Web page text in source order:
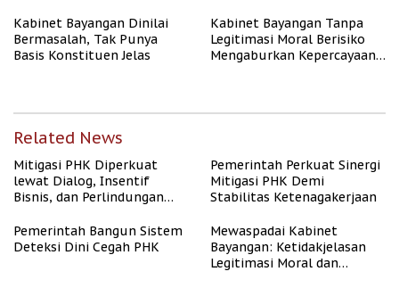
Kabinet Bayangan Dinilai
Bermasalah, Tak Punya
Basis Konstituen Jelas
Kabinet Bayangan Tanpa
Legitimasi Moral Berisiko
Mengaburkan Kepercayaan
Related News
Mitigasi PHK Diperkuat
lewat Dialog, Insentif
Bisnis, dan Perlindungan
Pemerintah Perkuat Sinergi
Mitigasi PHK Demi
Stabilitas Ketenagakerjaan
Pemerintah Bangun Sistem
Deteksi Dini Cegah PHK
Mewaspadai Kabinet
Bayangan: Ketidakjelasan
Legitimasi Moral dan